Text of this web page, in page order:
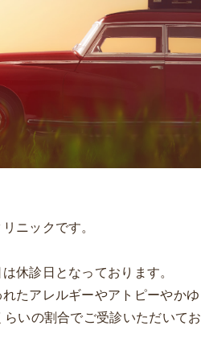
ニックです。
休診日となっております。
たアレルギーやアトピーやかゆ
いの割合でご受診いただいてお